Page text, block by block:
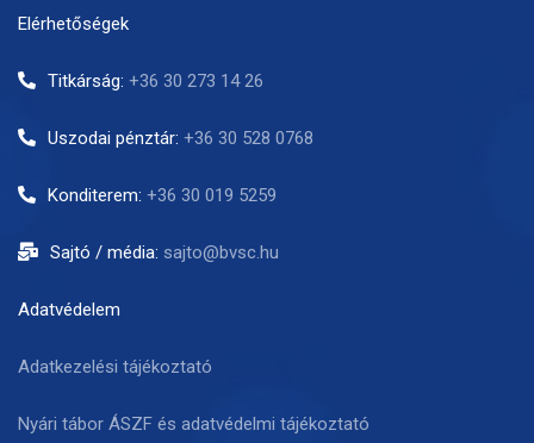
Elérhetőségek
Titkárság: +36 30 273 14 26
Uszodai pénztár: +36 30 528 0768
Konditerem: +36 30 019 5259
Sajtó / média: sajto@bvsc.hu
Adatvédelem
Adatkezelési tájékoztató
Nyári tábor ÁSZF és adatvédelmi tájékoztató